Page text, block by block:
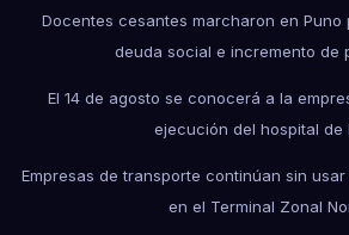
Docentes cesantes marcharon en Puno
deuda social e incremento de
El 14 de agosto se conocerá a la
ejecución del hospital de
Empresas de transporte continúan sin
en el Terminal Zonal